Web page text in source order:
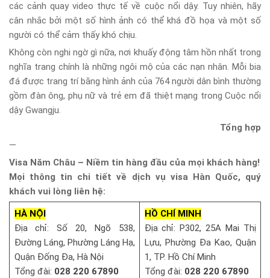
các cảnh quay video thực tế về cuộc nổi dậy. Tuy nhiên, hãy
cân nhắc bởi một số hình ảnh có thể khá đồ họa và một số
người có thể cảm thấy khó chịu.
Không còn nghi ngờ gì nữa, nơi khuấy động tâm hồn nhất trong
nghĩa trang chính là những ngôi mộ của các nạn nhân. Mỗi bia
đá được trang trí bằng hình ảnh của 764 người dân bình thường
gồm đàn ông, phụ nữ và trẻ em đã thiệt mạng trong Cuộc nổi
dậy Gwangju.
Tổng hợp
—
Visa Năm Châu – Niềm tin hàng đầu của mọi khách hàng!
Mọi thông tin chi tiết về dịch vụ visa Hàn Quốc, quý
khách vui lòng liên hệ:
HÀ NỘI
Địa chỉ: Số 20, Ngõ 538,
Đường Láng, Phường Láng Hạ,
Quận Đống Đa, Hà Nội
Tổng đài: 028 220 67890
HỒ CHÍ MINH
Địa chỉ: P302, 25A Mai Thị
Lựu, Phường Đa Kao, Quận
1, TP. Hồ Chí Minh
Tổng đài: 028 220 67890